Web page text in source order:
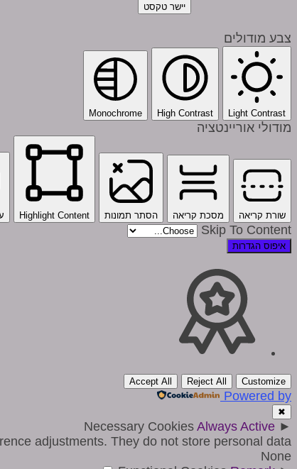
יישר טקסט
צבע מודולים
Light Contrast
High Contrast
Monochrome
מודולי אוריינטציה
שורת קריאה מסכת קריאה הסתר תמונות Highlight Content
Skip To Content
איפוס הגדרות
Customize
Reject All
Accept All
Powered by
✖
►
Necessary Cookies Always Active
adjustments. They do not store personal data.
None